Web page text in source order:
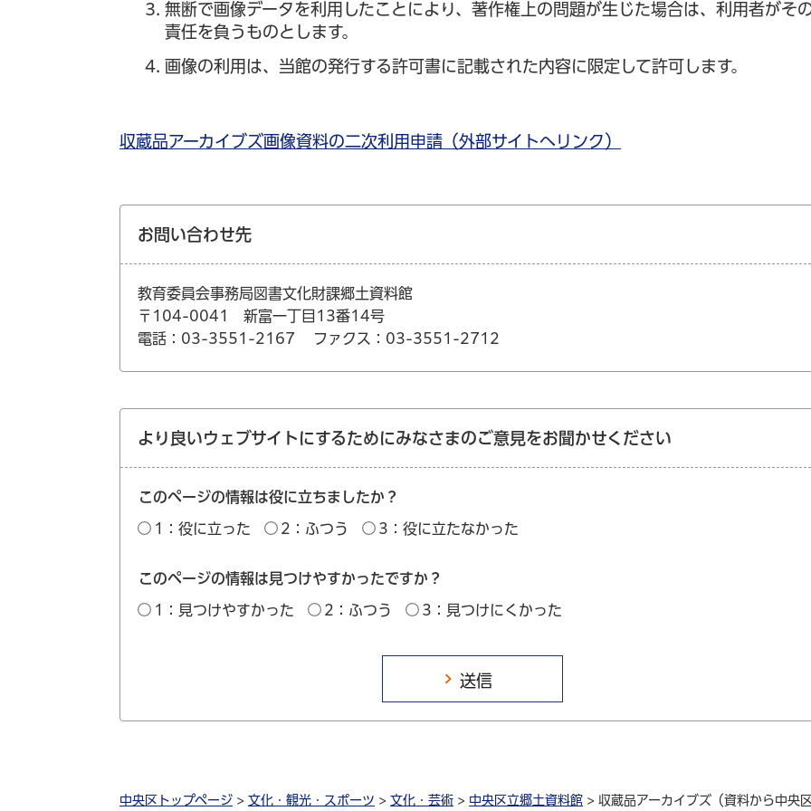
無断で画像データを利用したことにより、著作権上の問題が生じた場合は、利用者がそ
責任を負うものとします。
画像の利用は、当館の発行する許可書に記載された内容に限定して許可します。
収蔵品アーカイブズ画像資料の二次利用申請（外部サイトへリンク）
お問い合わせ先
教育委員会事務局図書文化財課郷土資料館
〒104-0041 新富一丁目13番14号
電話：03-3551-2167
ファクス：03-3551-2712
より良いウェブサイトにするためにみなさまのご意見をお聞かせください
このページの情報は役に立ちましたか？
1：役に立った 2：ふつう 3：役に立たなかった
このページの情報は見つけやすかったですか？
1：見つけやすかった 2：ふつう 3：見つけにくかった
中央区トップページ > 文化・観光・スポーツ > 文化・芸術 > 中央区立郷土資料館 > 収蔵品アーカイブズ（資料から中央